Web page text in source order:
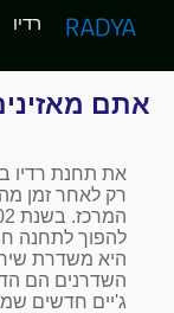
רדיו
אתם
את תחנת רדיו
רק לאחר זמן
להפוך לתחנה
היא משדרת
השדרנים הם
ג'יים חדשים